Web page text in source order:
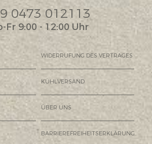
0473 012113
Fr 9:00 - 12:00 Uhr
WIDERRUFUNG DES VERTRAGES
KÜHLVERSAND
ÜBER UNS
BARRIEREFREIHEITSERKLÄRUNG